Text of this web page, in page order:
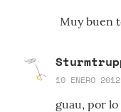
Muy buen
10 ENERO 2012
guau, por